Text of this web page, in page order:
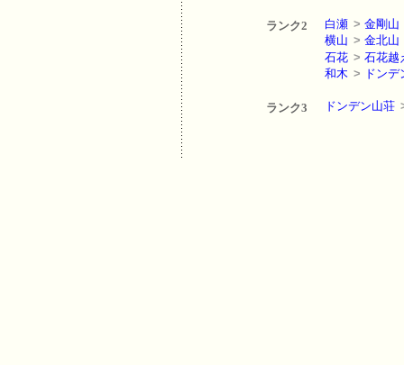
ランク2 白瀬 > 金剛山
横山 > 金北山
石花 > 石花越
和木 > ドンデ
ランク3 ドンデン山荘